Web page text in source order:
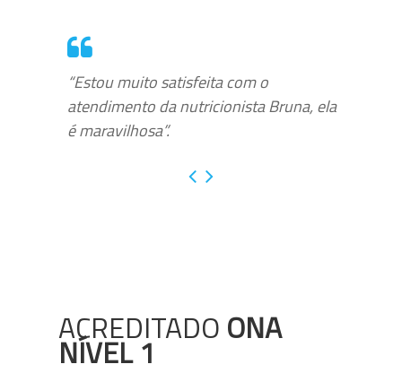
“Estou muito satisfeita com o
atendimento da nutricionista Bruna, ela
é maravilhosa”.
ACREDITADO ONA
NÍVEL 1